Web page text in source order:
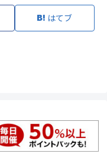
はてブ